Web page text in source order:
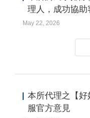
理人，成功協
以維護自身權益
May 22, 2026
本所代理之【
服官方意見